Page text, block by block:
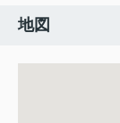
地図